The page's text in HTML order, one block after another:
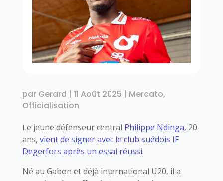
par Gerard | 11 Août 2025 | Mercato,
Officialisation
Le jeune défenseur central Philippe Ndinga, 20
ans, vient de signer avec le club suédois IF
Degerfors après un essai réussi.
Né au Gabon et déjà international U20, il a